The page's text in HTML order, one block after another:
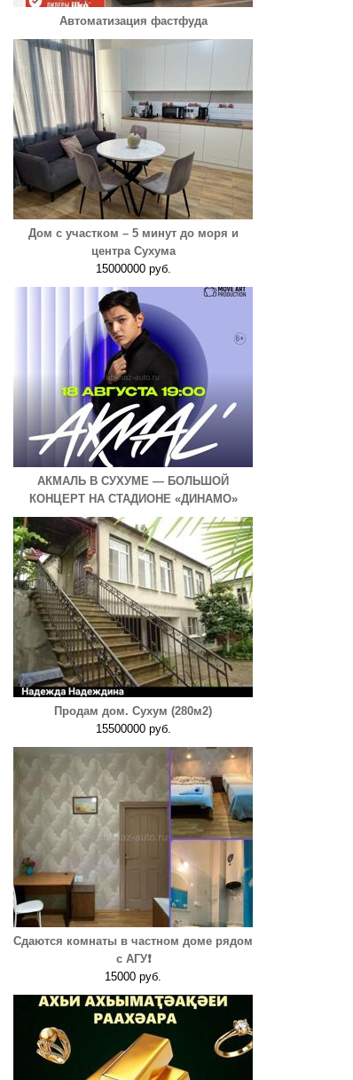
Автоматизация фастфуда
Дом с участком – 5 минут до моря и
центра Сухума
15000000 руб.
АКМАЛЬ В СУХУМЕ — БОЛЬШОЙ
КОНЦЕРТ НА СТАДИОНЕ «ДИНАМО»
Продам дом. Сухум (280м2)
15500000 руб.
Сдаются комнаты в частном доме рядом
с АГУ❗️
15000 руб.